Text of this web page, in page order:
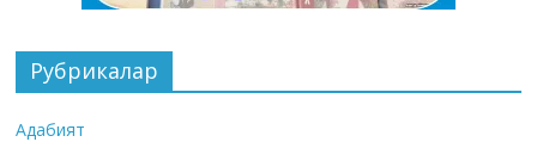
Рубрикалар
Адабият